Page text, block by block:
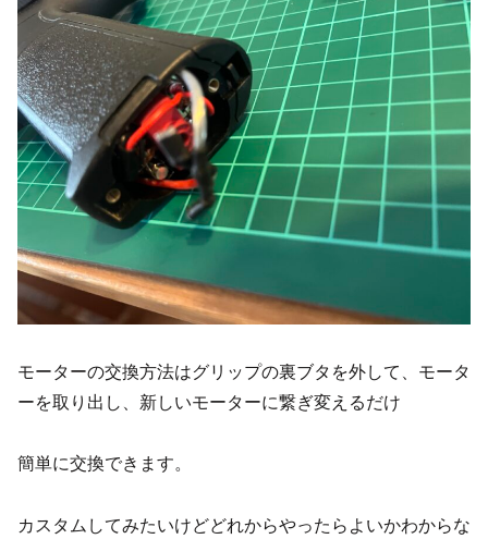
モーターの交換方法はグリップの裏ブタを外して、モータ
ーを取り出し、新しいモーターに繋ぎ変えるだけ
簡単に交換できます。
カスタムしてみたいけどどれからやったらよいかわからな